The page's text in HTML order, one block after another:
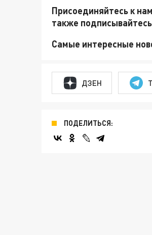
Присоединяйтесь к
также
Самые интересные
ДЗЕН
ПОДЕЛИТЬСЯ: